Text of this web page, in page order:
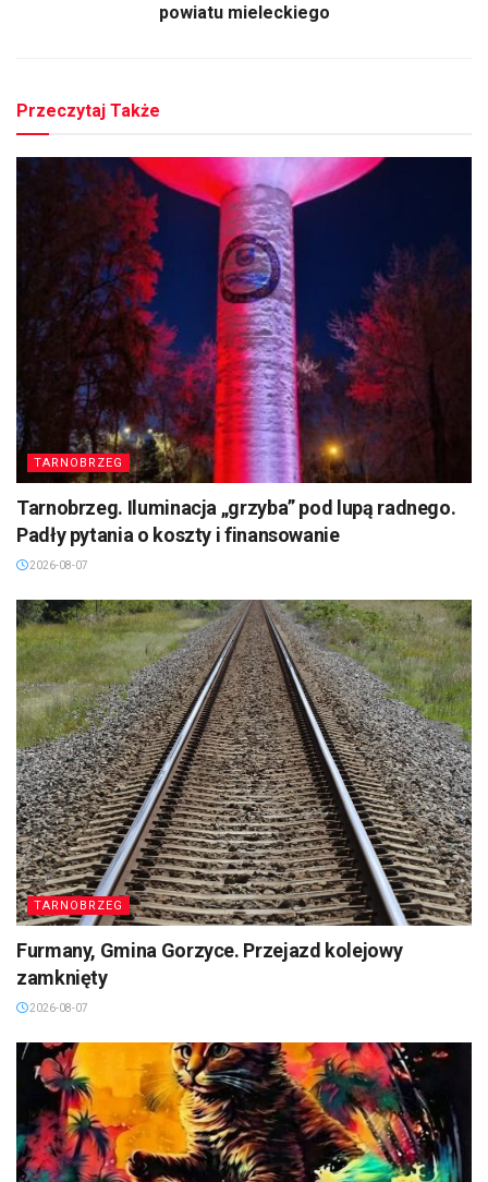
powiatu mieleckiego
Przeczytaj Także
TARNOBRZEG
Tarnobrzeg. Iluminacja „grzyba” pod lupą radnego.
Padły pytania o koszty i finansowanie
2026-08-07
TARNOBRZEG
Furmany, Gmina Gorzyce. Przejazd kolejowy
zamknięty
2026-08-07